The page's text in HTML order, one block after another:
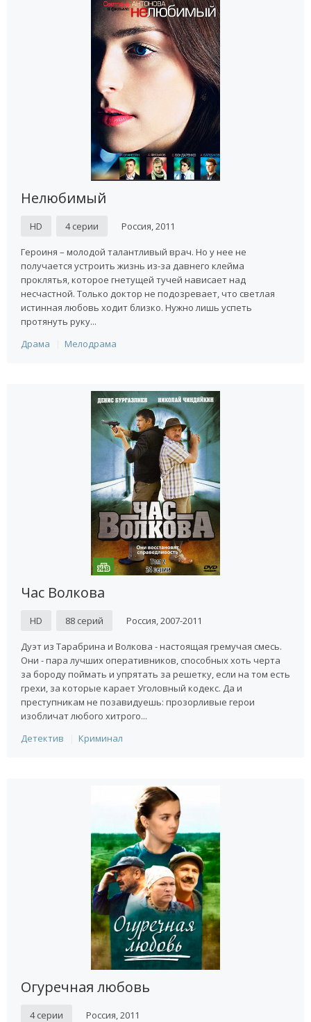
Нелюбимый
HD 4 серии Россия, 2011
Героиня – молодой талантливый врач. Но у нее не
получается устроить жизнь из-за давнего клейма
проклятья, которое гнетущей тучей нависает над
несчастной. Только доктор не подозревает, что светлая
истинная любовь ходит близко. Нужно лишь успеть
протянуть руку...
Драма
Мелодрама
Час Волкова
HD 88 серий Россия, 2007-2011
Дуэт из Тарабрина и Волкова - настоящая гремучая смесь.
Они - пара лучших оперативников, способных хоть черта
за бороду поймать и упрятать за решетку, если на том есть
грехи, за которые карает Уголовный кодекс. Да и
преступникам не позавидуешь: прозорливые герои
изобличат любого хитрого...
Детектив
Криминал
Огуречная любовь
4 серии Россия, 2011